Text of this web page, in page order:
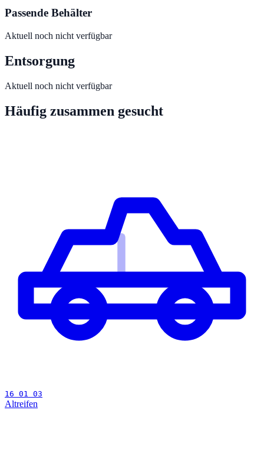
Passende Behälter
Aktuell noch nicht verfügbar
Entsorgung
Aktuell noch nicht verfügbar
Häufig zusammen gesucht
16 01 03
Altreifen